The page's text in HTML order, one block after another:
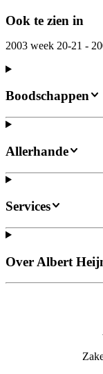
Ook te zien in
2003 week 20-21 -
Boodschappen
Allerhande
Services
Over Albert